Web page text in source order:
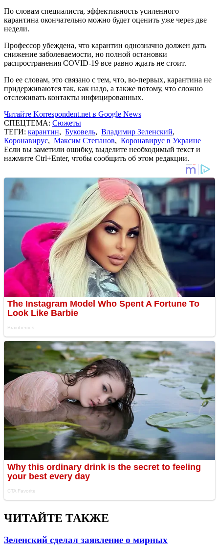
По словам специалиста, эффективность усиленного
карантина окончательно можно будет оценить уже через две
недели.
Профессор убеждена, что карантин однозначно должен дать
снижение заболеваемости, но полной остановки
распространения COVID-19 все равно ждать не стоит.
По ее словам, это связано с тем, что, во-первых, карантина не
придерживаются так, как надо, а также потому, что сложно
отслеживать контакты инфицированных.
Читайте Korrespondent.net в Google News
СПЕЦТЕМА: Сюжеты
ТЕГИ: карантин, Буковель, Владимир Зеленский,
Коронавирус, Максим Степанов, Коронавирус в Украине
Если вы заметили ошибку, выделите необходимый текст и
нажмите Ctrl+Enter, чтобы сообщить об этом редакции.
ЧИТАЙТЕ ТАКЖЕ
Зеленский сделал заявление о мирных